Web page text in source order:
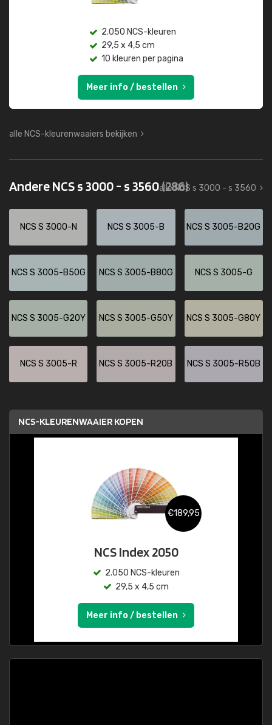
2.050 NCS-kleuren
29,5 x 4,5 cm
10 kleuren per pagina
Meer info / bestellen
alle NCS-kleurenwaaiers bekijken
Andere NCS s 3000 - s 3560(286)
alle NCS s 3000 - s 3560
NCS S 3000-N NCS S 3005-B NCS S 3005-B20G
NCS S 3005-B50G NCS S 3005-B80G NCS S 3005-G
NCS S 3005-G20Y NCS S 3005-G50Y NCS S 3005-G80Y
NCS S 3005-R NCS S 3005-R20B NCS S 3005-R50B
NCS-KLEURENWAAIER KOPEN
€189,95
NCS Index 2050
2.050 NCS-kleuren
29,5 x 4,5 cm
Meer info / bestellen